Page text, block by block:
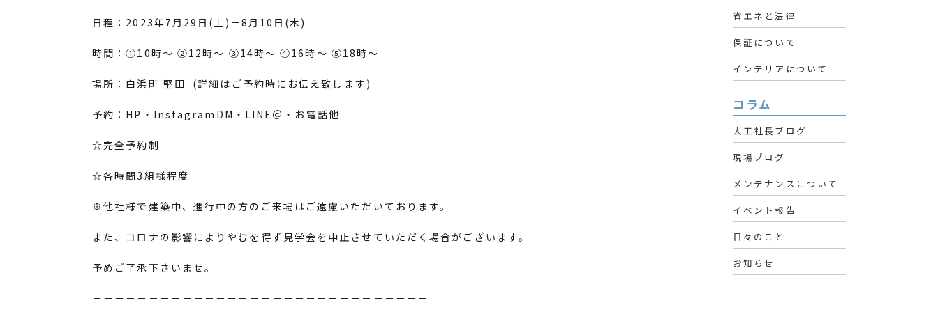
日程：2023年7月29日(土)－8月10日(木)
時間：①10時～ ②12時～ ③14時～ ④16時～ ⑤18時～
場所：白浜町 堅田 (詳細はご予約時にお伝え致します)
予約：HP・InstagramDM・LINE＠・お電話他
☆完全予約制
☆各時間3組様程度
※他社様で建築中、進行中の方のご来場はご遠慮いただいております。
また、コロナの影響によりやむを得ず見学会を中止させていただく場合がございます。
予めご了承下さいませ。
－－－－－－－－－－－－－－－－－－－－－－－－－－－－－－
省エネと法律
保証について
インテリアについて
コラム
大工社長ブログ
現場ブログ
メンテナンスについて
イベント報告
日々のこと
お知らせ